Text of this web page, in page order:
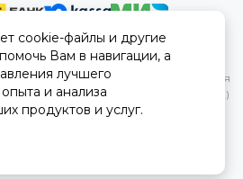
сайте информация, касающаяся
товаров и услуг, носит
и ни при каких условиях не является
положениями Статьи 437(2)
кодекса РФ.
cookie-файлы и другие
Вам в навигации, а
лучшего
и анализа
продуктов и услуг.